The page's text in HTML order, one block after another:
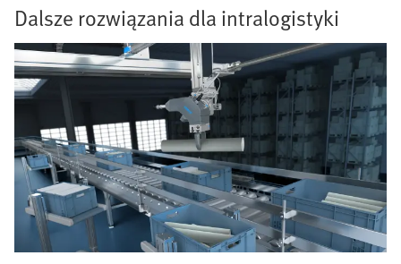
Dalsze rozwiązania dla intralogistyki